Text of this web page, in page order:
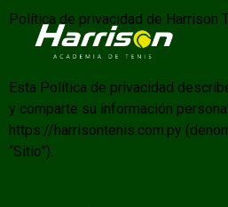
Política de privacidad de Harrison
Esta Política de privacidad
y comparte su información
https://harrisontenis.com.py
“Sitio”).